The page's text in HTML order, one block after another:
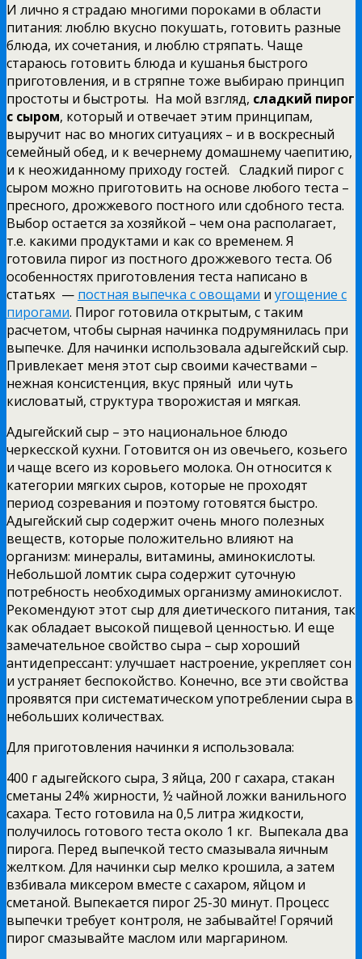
И лично я страдаю многими пороками в области
питания: люблю вкусно покушать, готовить разные
блюда, их сочетания, и люблю стряпать. Чаще
стараюсь готовить блюда и кушанья быстрого
приготовления, и в стряпне тоже выбираю принцип
простоты и быстроты. На мой взгляд, сладкий пирог
с сыром, который и отвечает этим принципам,
выручит нас во многих ситуациях – и в воскресный
семейный обед, и к вечернему домашнему чаепитию,
и к неожиданному приходу гостей. Сладкий пирог с
сыром можно приготовить на основе любого теста –
пресного, дрожжевого постного или сдобного теста.
Выбор остается за хозяйкой – чем она располагает,
т.е. какими продуктами и как со временем. Я
готовила пирог из постного дрожжевого теста. Об
особенностях приготовления теста написано в
статьях — постная выпечка с овощами и угощение с
пирогами. Пирог готовила открытым, с таким
расчетом, чтобы сырная начинка подрумянилась при
выпечке. Для начинки использовала адыгейский сыр.
Привлекает меня этот сыр своими качествами –
нежная консистенция, вкус пряный или чуть
кисловатый, структура творожистая и мягкая.
Адыгейский сыр – это национальное блюдо
черкесской кухни. Готовится он из овечьего, козьего
и чаще всего из коровьего молока. Он относится к
категории мягких сыров, которые не проходят
период созревания и поэтому готовятся быстро.
Адыгейский сыр содержит очень много полезных
веществ, которые положительно влияют на
организм: минералы, витамины, аминокислоты.
Небольшой ломтик сыра содержит суточную
потребность необходимых организму аминокислот.
Рекомендуют этот сыр для диетического питания, так
как обладает высокой пищевой ценностью. И еще
замечательное свойство сыра – сыр хороший
антидепрессант: улучшает настроение, укрепляет сон
и устраняет беспокойство. Конечно, все эти свойства
проявятся при систематическом употреблении сыра в
небольших количествах.
Для приготовления начинки я использовала:
400 г адыгейского сыра, 3 яйца, 200 г сахара, стакан
сметаны 24% жирности, ½ чайной ложки ванильного
сахара. Тесто готовила на 0,5 литра жидкости,
получилось готового теста около 1 кг. Выпекала два
пирога. Перед выпечкой тесто смазывала яичным
желтком. Для начинки сыр мелко крошила, а затем
взбивала миксером вместе с сахаром, яйцом и
сметаной. Выпекается пирог 25-30 минут. Процесс
выпечки требует контроля, не забывайте! Горячий
пирог смазывайте маслом или маргарином.